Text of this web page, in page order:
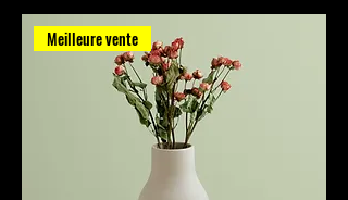
Meilleure vente